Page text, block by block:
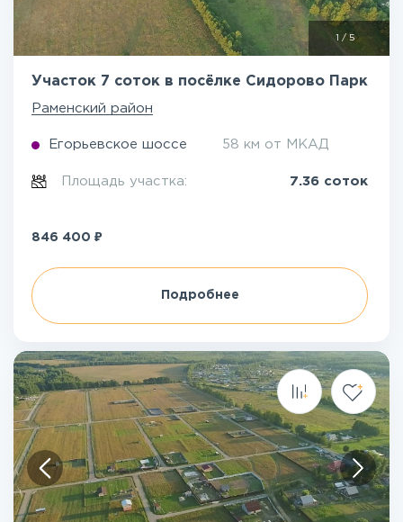
/ 5
Участок 7 соток в посёлке Сидорово Парк
Раменский район
Егорьевское шоссе 58 км от МКАД
Площадь участка: 7.36 соток
846 400 ₽
Подробнее